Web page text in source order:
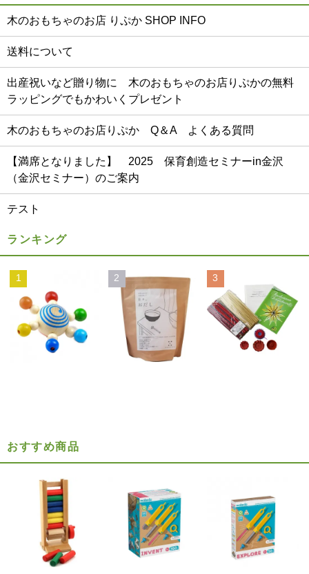
木のおもちゃのお店 りぷか SHOP INFO
送料について
出産祝いなど贈り物に 木のおもちゃのお店りぷかの無料
ラッピングでもかわいくプレゼント
木のおもちゃのお店りぷか Q＆A よくある質問
【満席となりました】 2025 保育創造セミナーin金沢
（金沢セミナー）のご案内
テスト
ランキング
1 2 3
おすすめ商品